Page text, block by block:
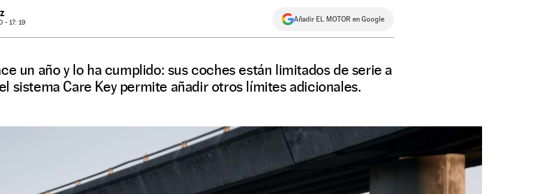
- 17: 19 Añadir EL MOTOR en Google
un año y lo ha cumplido: sus coches están limitados de serie a
sistema Care Key permite añadir otros límites adicionales.